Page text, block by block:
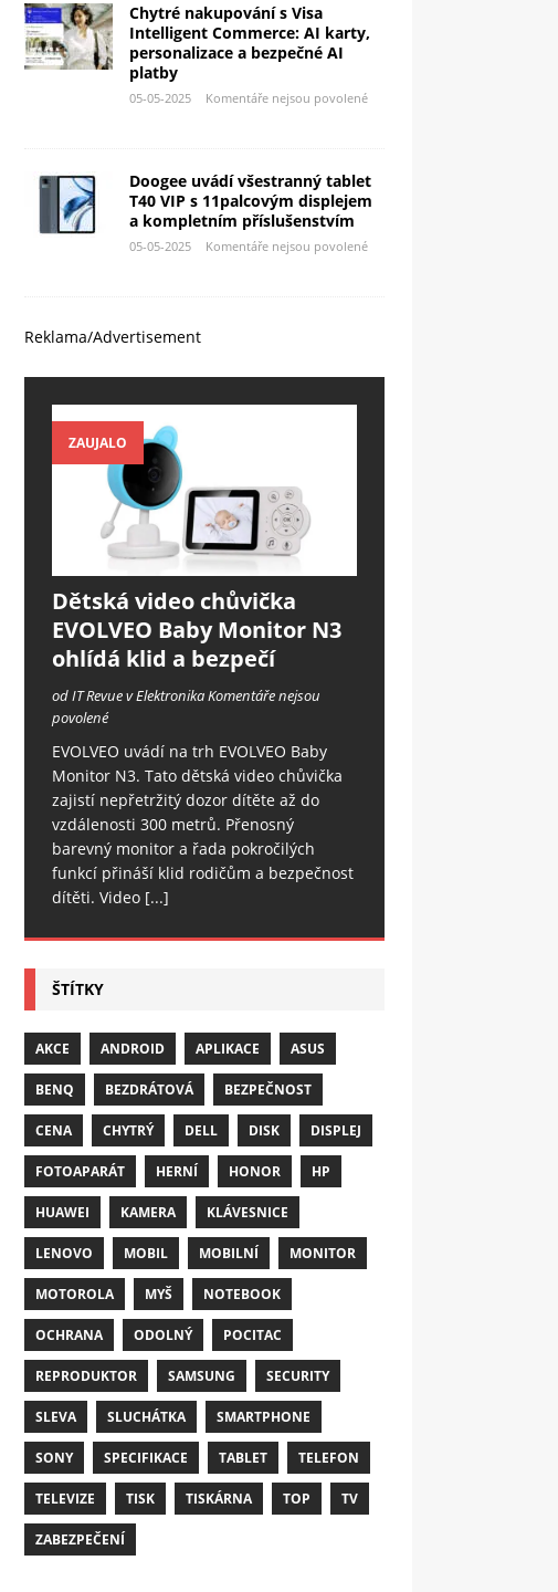
Chytré nakupování s Visa
Intelligent Commerce: AI karty,
personalizace a bezpečné AI
platby
05-05-2025 Komentáře nejsou povolené
Doogee uvádí všestranný tablet
T40 VIP s 11palcovým displejem
a kompletním příslušenstvím
05-05-2025 Komentáře nejsou povolené
Reklama/Advertisement
ZAUJALO
Dětská video chůvička
EVOLVEO Baby Monitor N3
ohlídá klid a bezpečí
od IT Revue v ElektronikaKomentáře nejsou
povolené
EVOLVEO uvádí na trh EVOLVEO Baby
Monitor N3. Tato dětská video chůvička
zajistí nepřetržitý dozor dítěte až do
vzdálenosti 300 metrů. Přenosný
barevný monitor a řada pokročilých
funkcí přináší klid rodičům a bezpečnost
dítěti. Video [...]
ŠTÍTKY
AKCE ANDROID APLIKACE ASUS
BENQ BEZDRÁTOVÁ BEZPEČNOST
CENA CHYTRÝ DELL DISK DISPLEJ
FOTOAPARÁT HERNÍ HONOR HP
HUAWEI KAMERA KLÁVESNICE
LENOVO MOBIL MOBILNÍ MONITOR
MOTOROLA MYŠ NOTEBOOK
OCHRANA ODOLNÝ POCITAC
REPRODUKTOR SAMSUNG SECURITY
SLEVA SLUCHÁTKA SMARTPHONE
SONY SPECIFIKACE TABLET TELEFON
TELEVIZE TISK TISKÁRNA TOP TV
ZABEZPEČENÍ